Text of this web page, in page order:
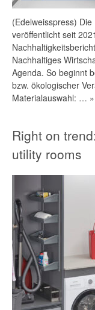
(Edelweisspress)
veröffentlicht seit
Nachhaltiges
Agenda. So beginnt
bzw. ökologischer
Materialauswahl: …
Right on
utility rooms